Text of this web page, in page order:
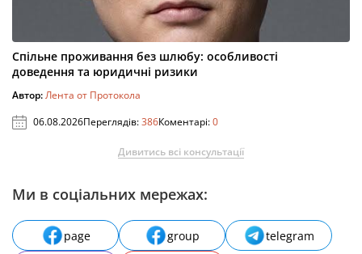
Спільне проживання без шлюбу: особливості
доведення та юридичні ризики
Автор:Лента от Протокола
06.08.2026Переглядів:386Коментарі:0
Дивитись всі консультації
Ми в соціальних мережах:
page group
telegram